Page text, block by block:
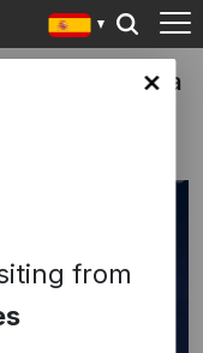
from
de Oro a la